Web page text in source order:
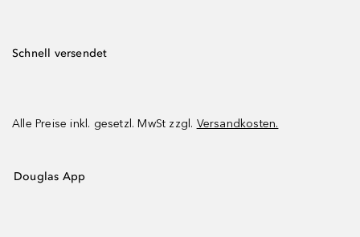
Schnell versendet
Alle Preise inkl. gesetzl. MwSt zzgl. Versandkosten.
Douglas App